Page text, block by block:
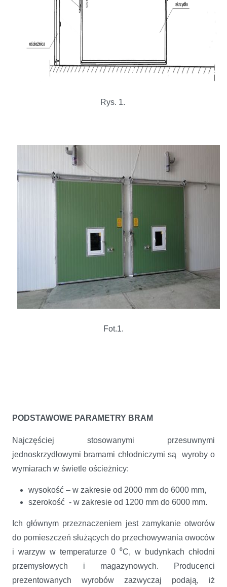
Rys. 1.
Fot.1.
PODSTAWOWE PARAMETRY BRAM
Najczęściej stosowanymi przesuwnymi
jednoskrzydłowymi bramami chłodniczymi są wyroby o
wymiarach w świetle ościeżnicy:
wysokość – w zakresie od 2000 mm do 6000 mm,
szerokość - w zakresie od 1200 mm do 6000 mm.
Ich głównym przeznaczeniem jest zamykanie otworów
do pomieszczeń służących do przechowywania owoców
i warzyw w temperaturze 0 ⁰C, w budynkach chłodni
przemysłowych i magazynowych. Producenci
prezentowanych wyrobów zazwyczaj podają, iż